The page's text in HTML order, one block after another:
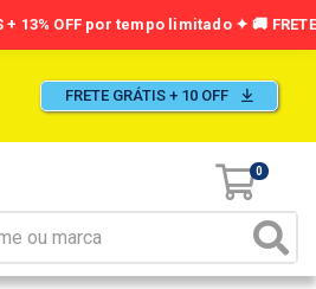
FRETE GRÁTIS + 10 OFF
0